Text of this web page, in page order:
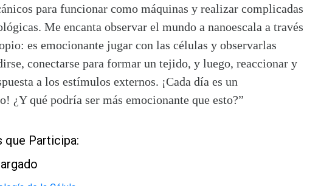
para funcionar como máquinas y realizar complicadas
Me encanta observar el mundo a nanoescala a través
es emocionante jugar con las células y observarlas
conectarse para formar un tejido, y luego, reaccionar y
a los estímulos externos. ¡Cada día es un
¿Y qué podría ser más emocionante que esto?”
que Participa: